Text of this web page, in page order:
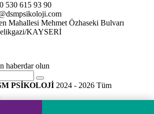
530 615 93 90
Mahallesi Mehmet Özhaseki Bulvarı
KAYSERİ
haberdar olun
PSİKOLOJİ 2024 - 2026 Tüm